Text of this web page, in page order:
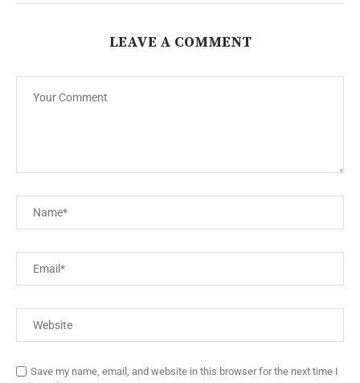
LEAVE A COMMENT
Save my name, email, and website in this browser for the next time I